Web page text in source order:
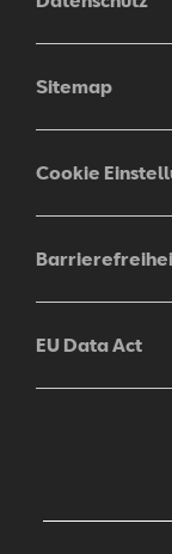
Sitemap
Cookie
EU Data Act